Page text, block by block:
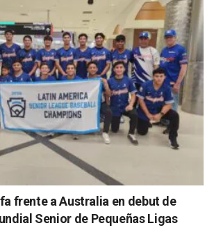
frente a Australia en debut de
Senior de Pequeñas Ligas